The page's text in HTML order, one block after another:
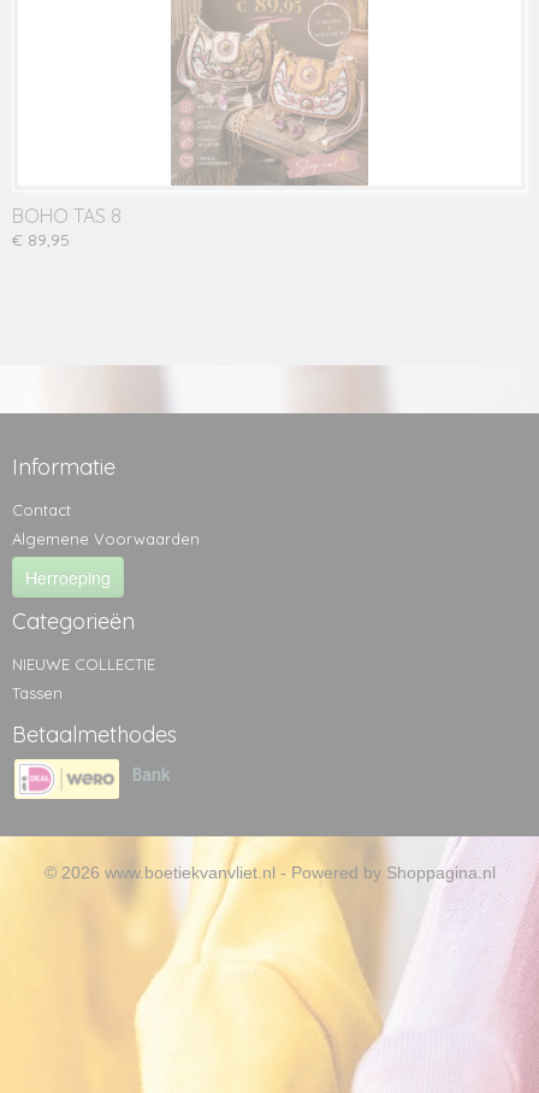
BOHO TAS 8
€ 89,95
Informatie
Contact
Algemene Voorwaarden
Herroeping
Categorieën
NIEUWE COLLECTIE
Tassen
Betaalmethodes
© 2026 www.boetiekvanvliet.nl - Powered by Shoppagina.nl